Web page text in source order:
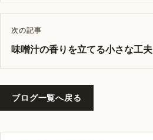
次の記事
味噌汁の香りを立てる小さな工夫
ブログ一覧へ戻る